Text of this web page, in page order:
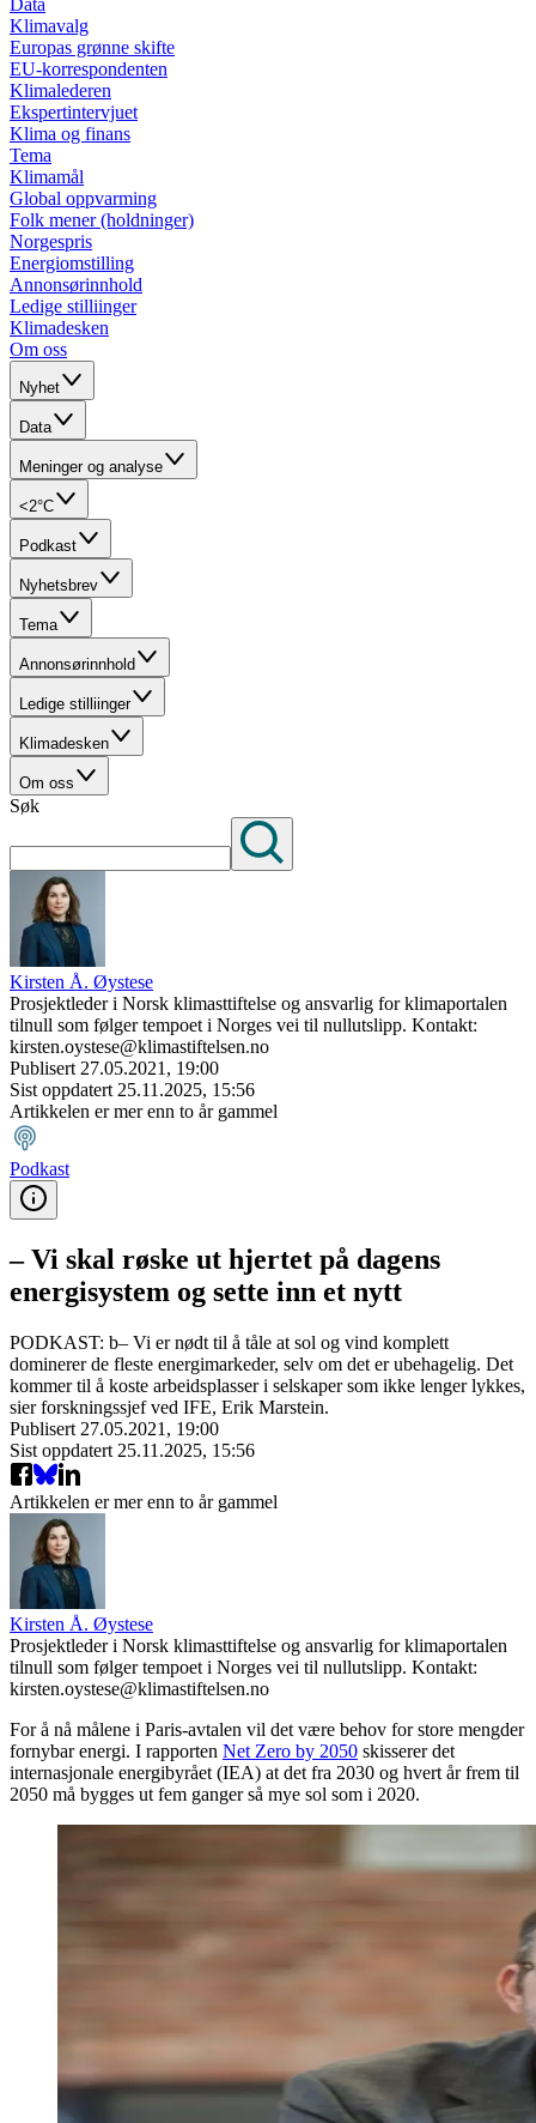
Data
Klimavalg
Europas grønne skifte
EU-korrespondenten
Klimalederen
Ekspertintervjuet
Klima og finans
Tema
Klimamål
Global oppvarming
Folk mener (holdninger)
Norgespris
Energiomstilling
Annonsørinnhold
Ledige stilliinger
Klimadesken
Om oss
Nyhet
Data
Meninger og analyse
<2°C
Podkast
Nyhetsbrev
Tema
Annonsørinnhold
Ledige stilliinger
Klimadesken
Om oss
Søk
Kirsten Å. Øystese
Prosjektleder i Norsk klimasttiftelse og ansvarlig for klimaportalen
tilnull som følger tempoet i Norges vei til nullutslipp. Kontakt:
kirsten.oystese@klimastiftelsen.no
Publisert 27.05.2021, 19:00
Sist oppdatert 25.11.2025, 15:56
Artikkelen er mer enn to år gammel
Podkast
– Vi skal røske ut hjertet på dagens
energisystem og sette inn et nytt
PODKAST: b– Vi er nødt til å tåle at sol og vind komplett
dominerer de fleste energimarkeder, selv om det er ubehagelig. Det
kommer til å koste arbeidsplasser i selskaper som ikke lenger lykkes,
sier forskningssjef ved IFE, Erik Marstein.
Publisert 27.05.2021, 19:00
Sist oppdatert 25.11.2025, 15:56
Artikkelen er mer enn to år gammel
Kirsten Å. Øystese
Prosjektleder i Norsk klimasttiftelse og ansvarlig for klimaportalen
tilnull som følger tempoet i Norges vei til nullutslipp. Kontakt:
kirsten.oystese@klimastiftelsen.no
For å nå målene i Paris-avtalen vil det være behov for store mengder
fornybar energi. I rapporten Net Zero by 2050 skisserer det
internasjonale energibyrået (IEA) at det fra 2030 og hvert år frem til
2050 må bygges ut fem ganger så mye sol som i 2020.